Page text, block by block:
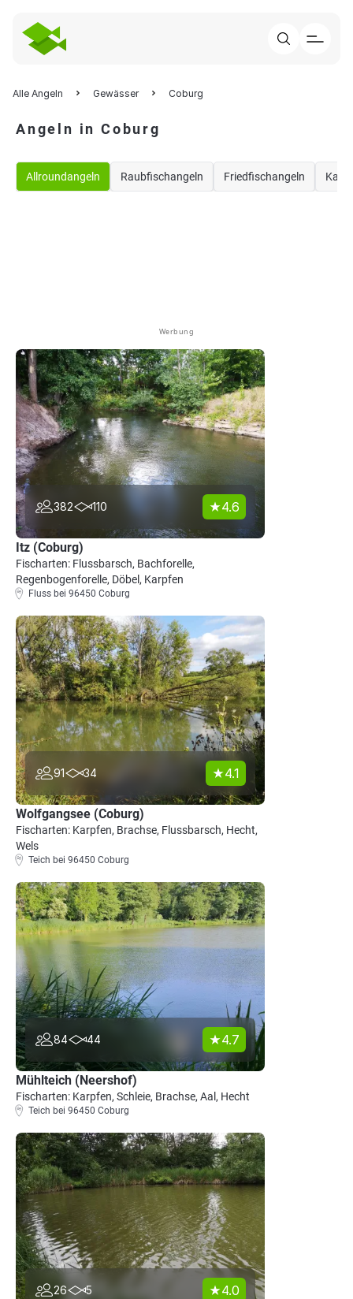
Alle Angeln Gewässer Coburg
Angeln in Coburg
Allroundangeln Raubfischangeln Friedfischangeln
Werbung
382 110 4.6
Itz (Coburg)
Fischarten: Flussbarsch, Bachforelle,
Regenbogenforelle, Döbel, Karpfen
Fluss bei 96450 Coburg
91 34 4.1
Wolfgangsee (Coburg)
Fischarten: Karpfen, Brachse, Flussbarsch, Hecht,
Wels
Teich bei 96450 Coburg
84 44 4.7
Mühlteich (Neershof)
Fischarten: Karpfen, Schleie, Brachse, Aal, Hecht
Teich bei 96450 Coburg
26 5 4.0